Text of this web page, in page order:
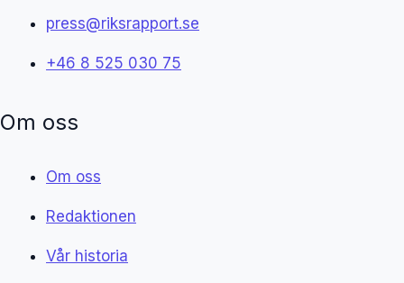
press@riksrapport.se
+46 8 525 030 75
Om oss
Om oss
Redaktionen
Vår historia